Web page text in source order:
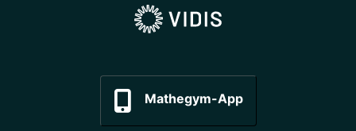
Mathegym-App